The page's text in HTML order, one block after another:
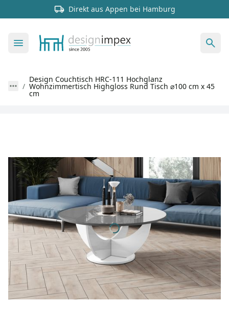
Direkt aus Appen bei Hamburg
Design Couchtisch HRC-111 Hochglanz
Wohnzimmertisch Highgloss Rund Tisch ⌀100 cm x 45
cm